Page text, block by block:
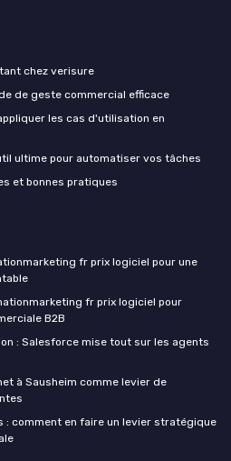
chez verisure
de geste commercial efficace
les cas d'utilisation en
ultime pour automatiser vos tâches
et bonnes pratiques
fr prix logiciel pour une
fr prix logiciel pour
B2B
: Salesforce mise tout sur les agents
à Sausheim comme levier de
: comment en faire un levier stratégique